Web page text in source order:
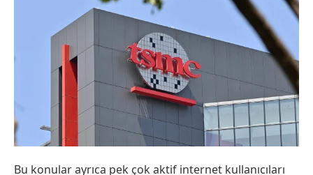
Bu konular ayrıca pek çok aktif internet kullanıcıları